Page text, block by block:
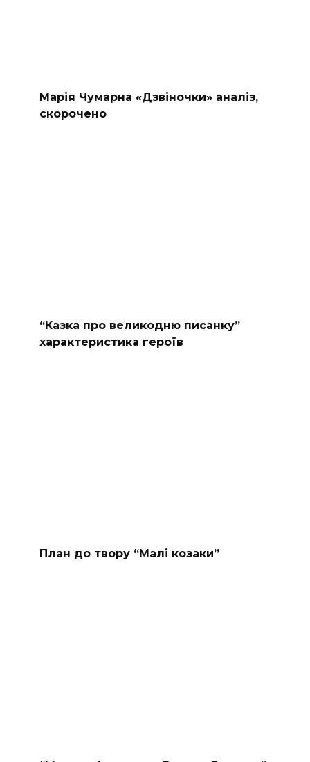
Марія Чумарна «Дзвіночки» аналіз,
скорочено
“Казка про великодню писанку”
характеристика героїв
План до твору “Малі козаки”